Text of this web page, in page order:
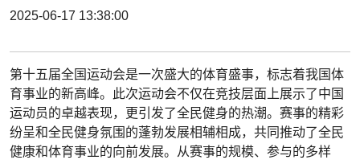
2025-06-17 13:38:00
第十五届全国运动会是一次盛大的体育盛事，标志着我国体
育事业的新高峰。此次运动会不仅在竞技层面上展示了中国
运动员的卓越表现，更引发了全民健身的热潮。赛事的精彩
纷呈和全民健身氛围的蓬勃发展相辅相成，共同推动了全民
健康和体育事业的向前发展。从赛事的规模、参与的多样